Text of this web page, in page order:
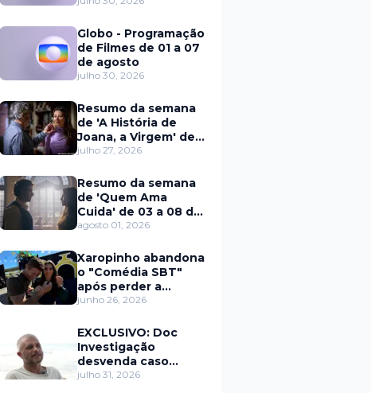
Globo - Programação
de Filmes de 01 a 07
de agosto
julho 30, 2026
Resumo da semana
de 'A História de
Joana, a Virgem' de
27 a 31 de julho
julho 27, 2026
Resumo da semana
de 'Quem Ama
Cuida' de 03 a 08 de
agosto
agosto 01, 2026
Xaropinho abandona
o "Comédia SBT"
após perder a
paciência com Sarro
junho 26, 2026
EXCLUSIVO: Doc
Investigação
desvenda caso
Eduardo Martins e
julho 31, 2026